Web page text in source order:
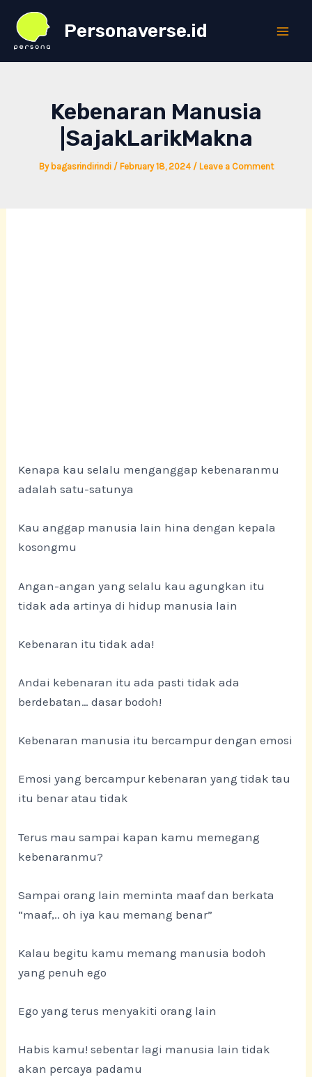
content
Personaverse.id
Kebenaran Manusia
|SajakLarikMakna
By bagasrindirindi / February 18, 2024 / Leave a Comment
bergantung dengan pemikirannya.
Kenapa kau selalu menganggap kebenaranmu
adalah satu-satunya
Kau anggap manusia lain hina dengan kepala
kosongmu
Angan-angan yang selalu kau agungkan itu
tidak ada artinya di hidup manusia lain
Kebenaran itu tidak ada!
Andai kebenaran itu ada pasti tidak ada
berdebatan… dasar bodoh!
Kebenaran manusia itu bercampur dengan emosi
Emosi yang bercampur kebenaran yang tidak tau
itu benar atau tidak
Terus mau sampai kapan kamu memegang
kebenaranmu?
Sampai orang lain meminta maaf dan berkata
“maaf,.. oh iya kau memang benar”
Kalau begitu kamu memang manusia bodoh
yang penuh ego
Ego yang terus menyakiti orang lain
Habis kamu! sebentar lagi manusia lain tidak
akan percaya padamu